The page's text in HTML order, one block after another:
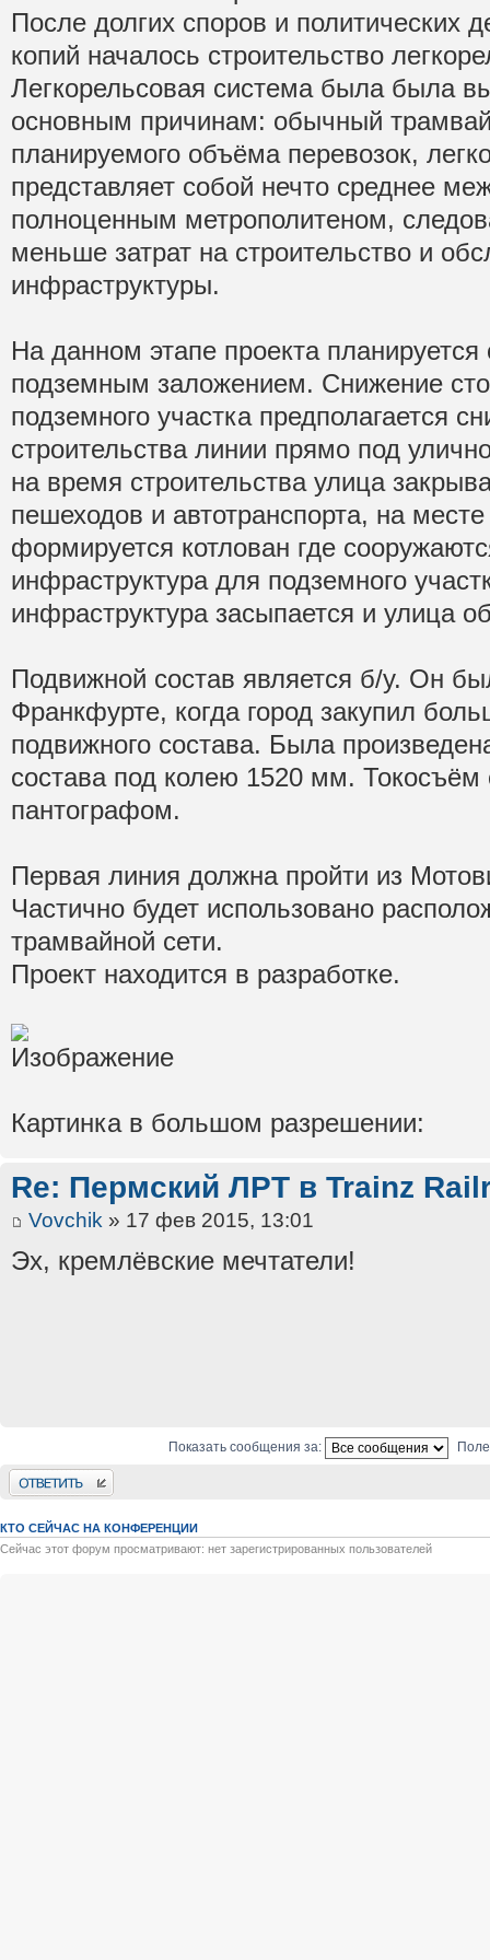
После долгих споров и политических
копий началось строительство
Легкорельсовая система была была
основным причинам: обычный
планируемого объёма перевозок,
представляет собой нечто среднее
полноценным метрополитеном,
меньше затрат на строительство и
инфраструктуры.
На данном этапе проекта
подземным заложением. Снижение
подземного участка предполагается
строительства линии прямо под
на время строительства улица
пешеходов и автотранспорта, на
формируется котлован где
инфраструктура для подземного
инфраструктура засыпается и улица
Подвижной состав является б/у. Он
Франкфурте, когда город закупил
подвижного состава. Была
состава под колею 1520 мм. Токосъём
пантографом.
Первая линия должна пройти из
Частично будет использовано
трамвайной сети.
Проект находится в разработке.
Картинка в большом разрешении:
Re: Пермский ЛРТ в Trainz
Vovchik » 17 фев 2015, 13:01
Эх, кремлёвские мечтатели!
Показать сообщения за:
Ответить
КТО СЕЙЧАС НА КОНФЕРЕНЦИИ
Сейчас этот форум просматривают: нет зарегистрированных пользователей